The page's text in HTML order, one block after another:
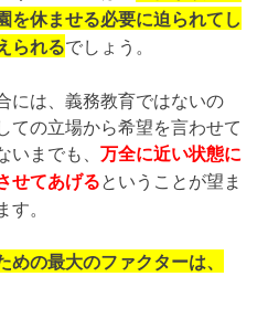
を休ませる必要に迫られてし
られるでしょう。
には、義務教育ではないの
ての立場から希望を言わせて
までも、 万全に近い状態に
せてあげるということが望ま
。
の最大のファクターは、